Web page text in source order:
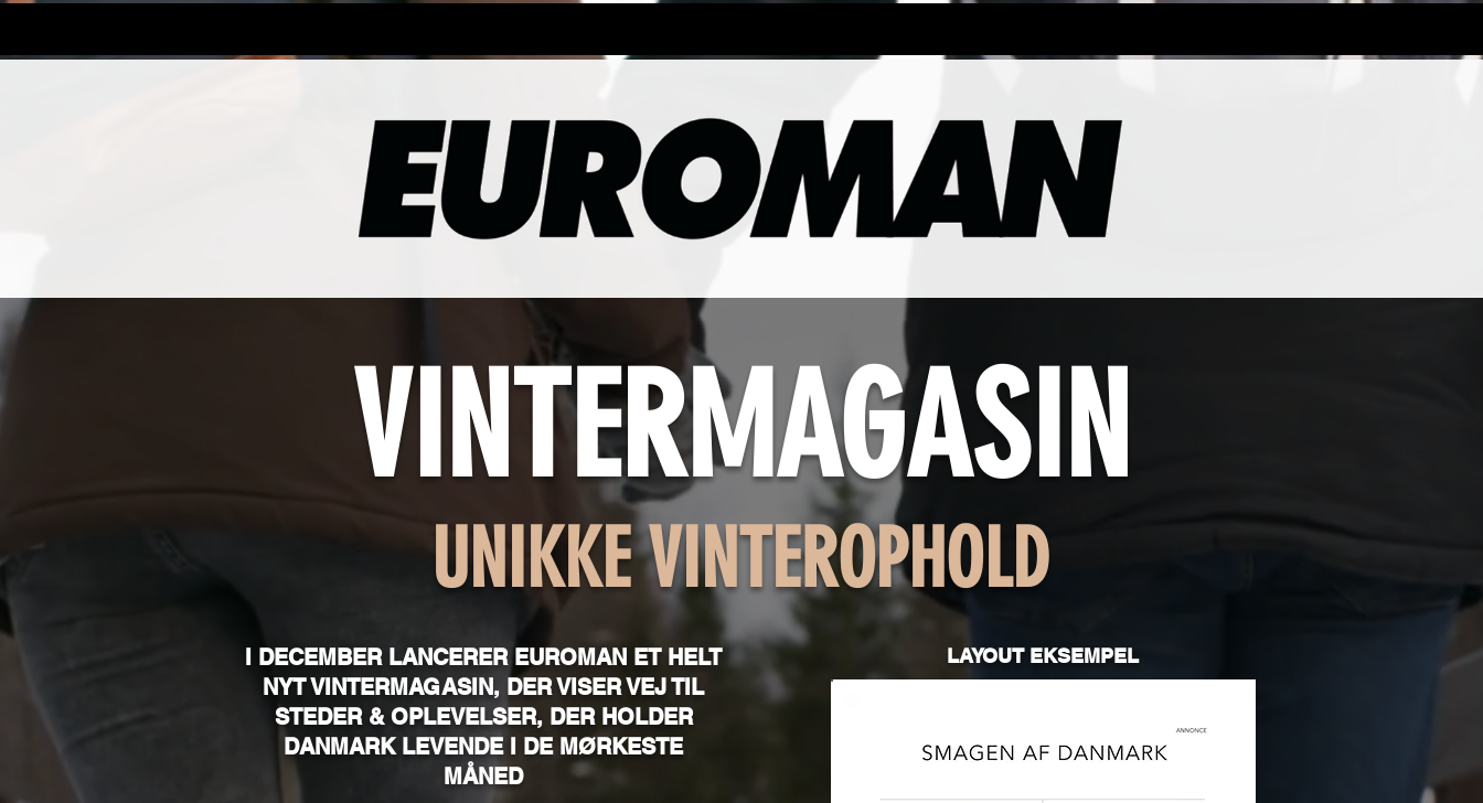
VINTERMAGASIN
UNIKKE VINTEROPHOLD
I DECEMBER LANCERER EUROMAN ET HELT
NYT VINTERMAGASIN, DER VISER VEJ TIL
STEDER & OPLEVELSER, DER HOLDER
DANMARK LEVENDE I DE MØRKESTE
MÅNED
LAYOUT EKSEMPEL